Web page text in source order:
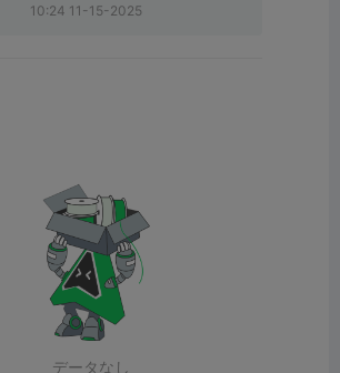
10:24 11-15-2025
データなし